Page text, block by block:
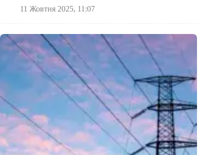
11 Жовтня 2025, 11:07